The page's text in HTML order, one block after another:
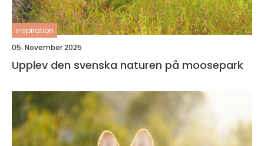
inspiration
05. November 2025
Upplev den svenska naturen på moosepark